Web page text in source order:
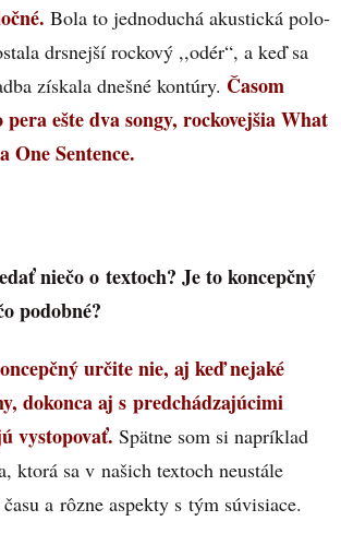
Bola to jednoduchá akustická polo-
drsnejší rockový ,,odér“, a keď sa
získala dnešné kontúry. Časom
ešte dva songy, rockovejšia What
One Sentence.
niečo o textoch? Je to koncepčný
podobné?
určite nie, aj keď nejaké
dokonca aj s predchádzajúcimi
vystopovať. Spätne som si napríklad
ktorá sa v našich textoch neustále
a rôzne aspekty s tým súvisiace.